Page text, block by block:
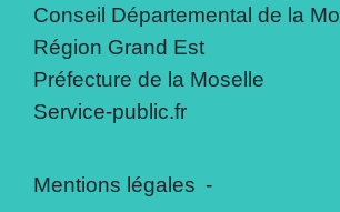
Conseil Départemental de la
Région Grand Est
Préfecture de la Moselle
Service-public.fr
Mentions légales -